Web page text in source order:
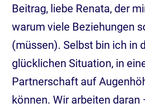
Beitrag, liebe Renata, der
warum viele Beziehungen
(müssen). Selbst bin ich in
glücklichen Situation, in
Partnerschaft auf
können. Wir arbeiten daran